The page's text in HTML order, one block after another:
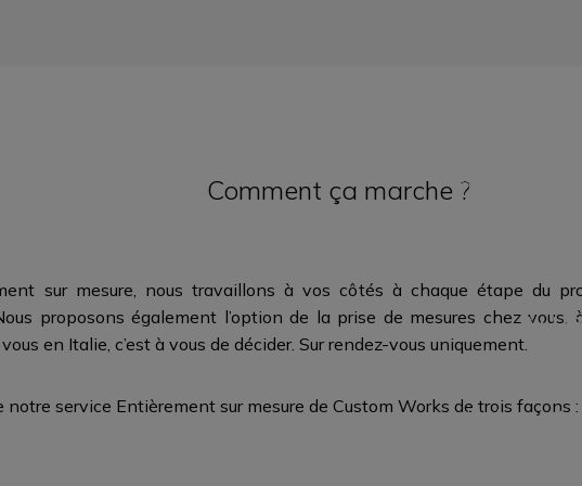
imprimés, c’est
Comment ça marche ?
sur mesure, nous travaillons à vos côtés à chaque étape du
proposons également l’option de la prise de mesures chez vous,
en Italie, c’est à vous de décider. Sur rendez-vous uniquement.
notre service Entièrement sur mesure de Custom Works de trois façons :
AU
l’événement,
VOUS
participer aux